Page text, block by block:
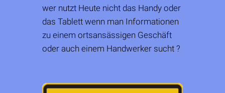
wer nutzt Heute nicht das Handy oder
das Tablett wenn man Informationen
zu einem ortsansässigen Geschäft
oder auch einem Handwerker sucht ?